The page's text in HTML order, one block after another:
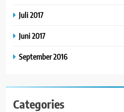
Juli 2017
Juni 2017
September 2016
Categories